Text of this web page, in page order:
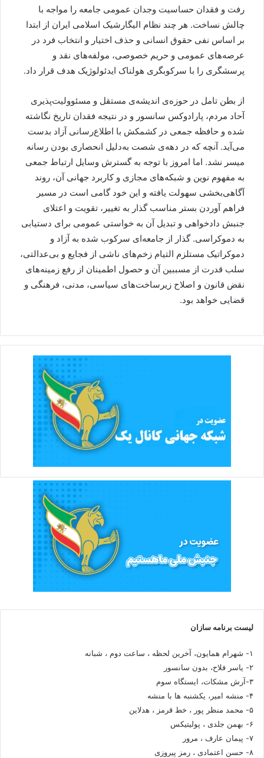
رفت و فقدان حساسیت وجدان عمومی جامعه را مواجه با
چالش نساخت. هر چند نظام الیگارشیک اسلامی ایران از ابتدا
بر اساس نفی حقوق انسانی و حذف اختیار و انتخاب فرد در
عرصه‌های عمومی و حریم خصوصی، مولفه‌های نقد و
پرسشگری را با سرکوبگری هولناک ایدئولوژیک هدف قرار داد.
از بطن تامل در حوزه‌ی اندیشه‌ی مستقل و مسئوولیت‌پذیری
آحاد مردم، پارادوکس سانسور و در نتیجه فقدان تاریخ نگاشته
شده و حافظه جمعی در کشمکش با اطلاع‌رسانی آزاد بدست
می‌آید. آنچه که در دهه‌ی شصت به‌دلیل انحصاری بودن رسانه
میسر نشد. اما امروز با توجه به گسترش وسایل ارتباط جمعی
به مفهوم نوین و شبکه‌های مجازی و کاربرد جهانی آن، روند
آگاهی‌بخشی سهولت یافته و این خود گامی است در مسیر
فراهم آوردن بستر مناسب گذار به تغییر، تقویت و اعتلای
جنبش دادخواهی و تبدیل آن به خواستی عمومی برای دستیابی
به دموکراسی. گذار از جامعه‌ای سرکوب شده به آزاد و
دموکراتیک مستلزم التیام زخم‌های ناشی از فجایع و بی‌عدالتی،
سلب قدرت از مسببین آن و حصول اطمینان از رفع زمینه‌های
نقض قانون و اصلاح زیرساخت‌های سیاسی، مدنی، فرهنگی و
قضایی خواهد بود.
لیست برنامه سازان
۱- شهرام همایون، آخرین لحظه ، ساعت دوم ، شبانه
۲- یاسر فلاح، بدون سانسور
۳-آرش مشکات، ایستگاه سوم
۴- منشه امیر، یکشنبه ها با منشه
۵- محمد منظر پور ، خط قرمز ، هدلاین
۶- بهمن جلدی ، پولیتیکس
۷- پیمان عارف ، مرور
۸- حسن اعتمادی ، رمز پیروزی